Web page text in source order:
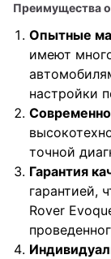
Преимущества
Опытные
имеют
настройки
точной
Гарантия
гарантией,
Rover